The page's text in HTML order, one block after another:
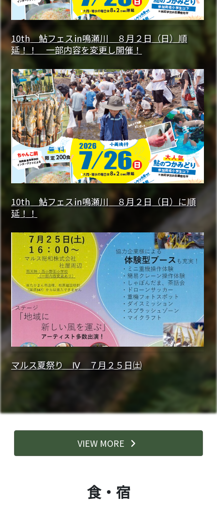
10th 鮎フェス㏌鳴瀬川 ８月２日（日）順
延！！ 一部内容を変更し開催！
10th 鮎フェス㏌鳴瀬川 ８月２日（日）に順
延！！
マルス夏祭り Ⅳ ７月２５日㈯
VIEW MORE
食・宿